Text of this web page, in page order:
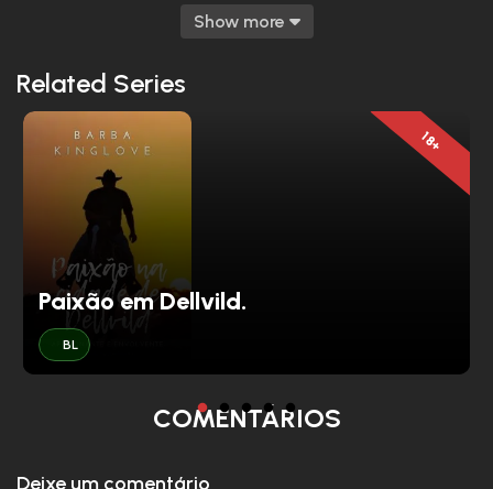
Show more
Related Series
18+
Paixão em Dellvild.
BL
COMENTÁRIOS
Deixe um comentário